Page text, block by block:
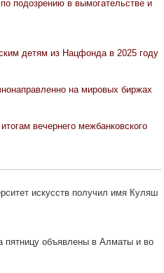
подозрению в вымогательстве и
детям из Нацфонда в 2025 году
на мировых биржах
вечернего межбанковского
искусств получил имя Куляш
пятницу объявлены в Алматы и во